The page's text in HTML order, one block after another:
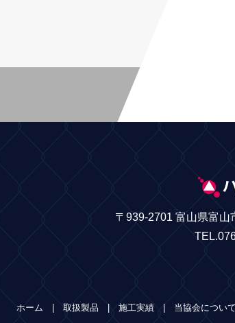
〒939-2701 富山県富山
ホーム 取扱製品 施工実績 当協会について